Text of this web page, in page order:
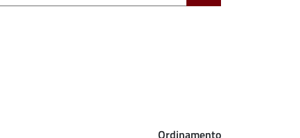
Ordinamento